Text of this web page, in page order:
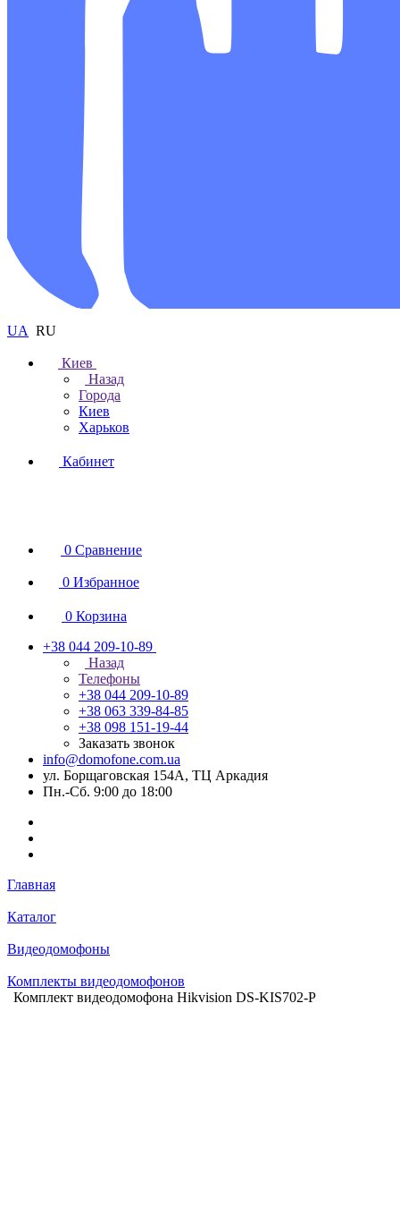
UA RU
Киев
Назад
Города
Киев
Харьков
Кабинет
0 Сравнение
0 Избранное
0 Корзина
+38 044 209-10-89
Назад
Телефоны
+38 044 209-10-89
+38 063 339-84-85
+38 098 151-19-44
Заказать звонок
info@domofone.com.ua
ул. Борщаговская 154А, ТЦ Аркадия
Пн.-Сб. 9:00 до 18:00
Главная
Каталог
Видеодомофоны
Комплекты видеодомофонов
Комплект видеодомофона Hikvision DS-KIS702-P